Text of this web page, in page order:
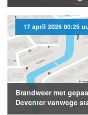
17 april 2026 00:25
Brandweer met
Deventer vanwege